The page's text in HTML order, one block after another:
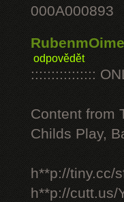
000A000893
RubenmOime
odpovědět
::::::::::::::::
Content from
Childs Play,
h**p://tiny.cc/
h**p://cutt.us/